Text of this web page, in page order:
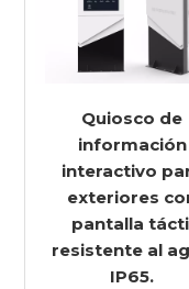
Quiosco de
información
interactivo
exteriores
pantalla
resistente al
IP65.